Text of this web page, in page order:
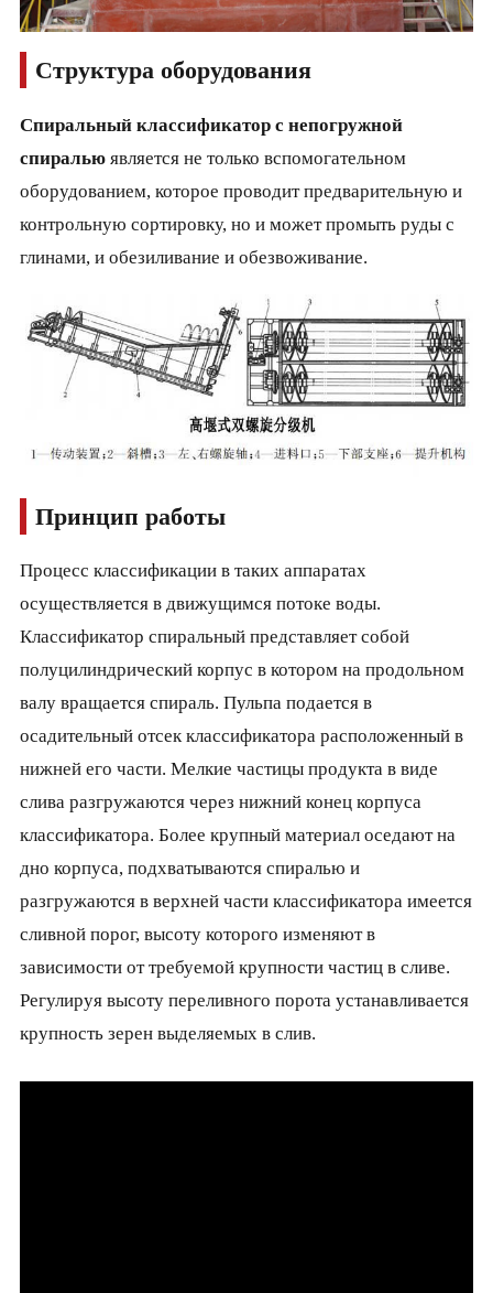
Структура оборудования
Спиральный классификатор с непогружной
спиральюявляется не только вспомогательном
оборудованием, которое проводит предварительную и
контрольную сортировку, но и может промыть руды с
глинами, и обезиливание и обезвоживание.
Принцип работы
Процесс классификации в таких аппаратах
осуществляется в движущимся потоке воды.
Классификатор спиральный представляет собой
полуцилиндрический корпус в котором на продольном
валу вращается спираль. Пульпа подается в
осадительный отсек классификатора расположенный в
нижней его части. Мелкие частицы продукта в виде
слива разгружаются через нижний конец корпуса
классификатора. Более крупный материал оседают на
дно корпуса, подхватываются спиралью и
разгружаются в верхней части классификатора имеется
сливной порог, высоту которого изменяют в
зависимости от требуемой крупности частиц в сливе.
Регулируя высоту переливного порота устанавливается
крупность зерен выделяемых в слив.